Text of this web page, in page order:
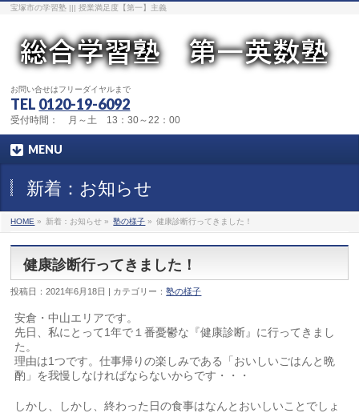
宝塚市の学習塾 ||| 授業満足度【第一】主義
お問い合せはフリーダイヤルまで
TEL 0120-19-6092
受付時間： 月～土 13：30～22：00
MENU
新着：お知らせ
HOME » 新着：お知らせ » 塾の様子 » 健康診断行ってきました！
健康診断行ってきました！
投稿日：2021年6月18日 | カテゴリー：塾の様子
安倉・中山エリアです。
先日、私にとって1年で１番憂鬱な『健康診断』に行ってきまし
た。
理由は1つです。仕事帰りの楽しみである「おいしいごはんと晩
酌」を我慢しなければならないからです・・・
しかし、しかし、終わった日の食事はなんとおいしいことでしょ